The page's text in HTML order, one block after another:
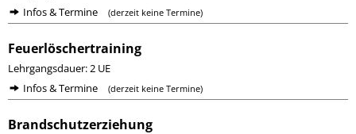
Infos & Termine
(derzeit keine Termine)
Feuerlöschertraining
Lehrgangsdauer: 2 UE
Infos & Termine
(derzeit keine Termine)
Brandschutzerziehung